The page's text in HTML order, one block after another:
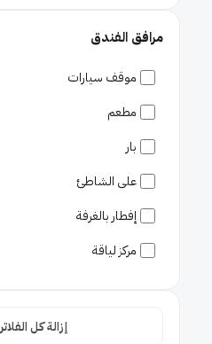
مرافق الفندق
موقف سيارات
مطعم
بار
على الشاطئ
إفطار بالغرفة
مركز لياقة
إزالة كل الفلاتر